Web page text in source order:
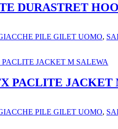
DURASTRET
PILE GILET UOMO,
PACLITE JACKET
PILE GILET UOMO,